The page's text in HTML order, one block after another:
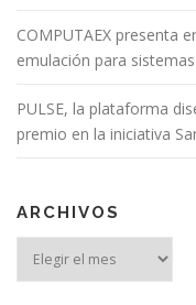
COMPUTAEX presenta
emulación para
PULSE, la plataforma
premio en la iniciativa
ARCHIVOS